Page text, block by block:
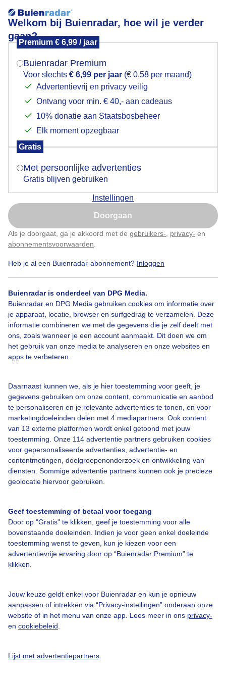
Welkom bij Buienradar, hoe wil je verder
gaan?
Premium € 6,99 / jaar
Buienradar Premium
Voor slechts € 6,99 per jaar (€ 0,58 per maand)
Advertentievrij en privacy veilig
Ontvang voor min. € 40,- aan cadeaus
10% donatie aan Staatsbosbeheer
Elk moment opzegbaar
Gratis
Met persoonlijke advertenties
Gratis blijven gebruiken
Instellingen
Doorgaan
Als je doorgaat, ga je akkoord met de gebruikers- privacy- en
abonnementsvoorwaarden
Heb je al een Buienradar-abonnement? Inloggen
Buienradar is onderdeel van DPG Media.
Buienradar en DPG Media gebruiken cookies om informatie over
je apparaat, locatie, browser en surfgedrag te verzamelen. Deze
informatie combineren we met de gegevens die je zelf deelt met
ons, zoals wanneer je een account aanmaakt. Dit doen we om
het gebruik van onze media te analyseren en onze websites en
apps te verbeteren.
Daarnaast kunnen we, als je hier toestemming voor geeft, je
gegevens gebruiken om onze content, communicatie en aanbod
te personaliseren en je relevante advertenties te tonen, en voor
marketingdoeleinden delen met 4 mediapartners. Ook content
van 13 externe platformen wordt enkel getoond met jouw
toestemming. Onze 114 advertentie partners gebruiken cookies
voor gepersonaliseerde advertenties, advertentie- en
contentmetingen, doelgroepenonderzoek en ontwikkeling van
diensten. Sommige advertentie partners kunnen ook je precieze
geolocatie hiervoor gebruiken.
Geef toestemming of betaal voor toegang
Door op "Gratis" te klikken, geef je toestemming voor alle
bovenstaande doeleinden. Indien je voor geen enkel doeleinde
toestemming wenst te geven, kun je kiezen voor een
advertentievrije ervaring door op “Buienradar Premium” te
klikken.
Jouw keuze geldt enkel voor Buienradar en kun je opnieuw
aanpassen of intrekken via “Privacy-instellingen” onderaan onze
website of in het menu van onze app. Lees meer in ons privacy-
en cookiebeleid
Lijst met advertentiepartners
Stel hier je favoriete skigebied of wintersportplaats in en
+
−
Ga terug naar webcam overzicht
Mijn Wintersport locatie(s)
Populaire wintersport locaties
Gerlos
Val Thorens
Mayrhofen
Flachau
Sölden
Over Buienradar
Contact
Adverteren
Mogen we je locatie gebruiken voor het
Indien je hier nog geen akkoord op hebt gegeven,
verschijnt er zo een pop-up uit je browser waarin
Is goed, toon de popup
Nu niet, misschien later
Klik hierom dit aan te passen